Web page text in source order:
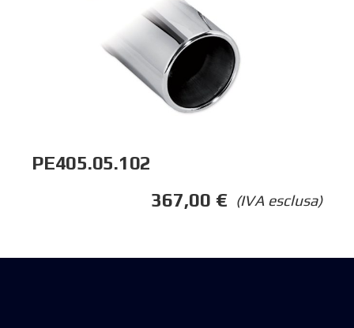
PE405.05.102
(IVA esclusa)
367,00 €